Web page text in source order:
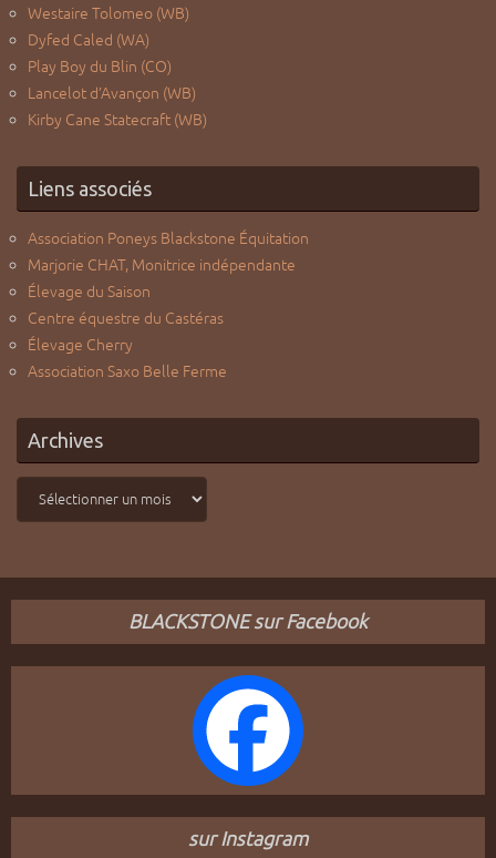
Westaire Tolomeo (WB)
Dyfed Caled (WA)
Play Boy du Blin (CO)
Lancelot d’Avançon (WB)
Kirby Cane Statecraft (WB)
Liens associés
Association Poneys Blackstone Équitation
Marjorie CHAT, Monitrice indépendante
Élevage du Saison
Centre équestre du Castéras
Élevage Cherry
Association Saxo Belle Ferme
Archives
Archives
BLACKSTONE sur Facebook
sur Instagram